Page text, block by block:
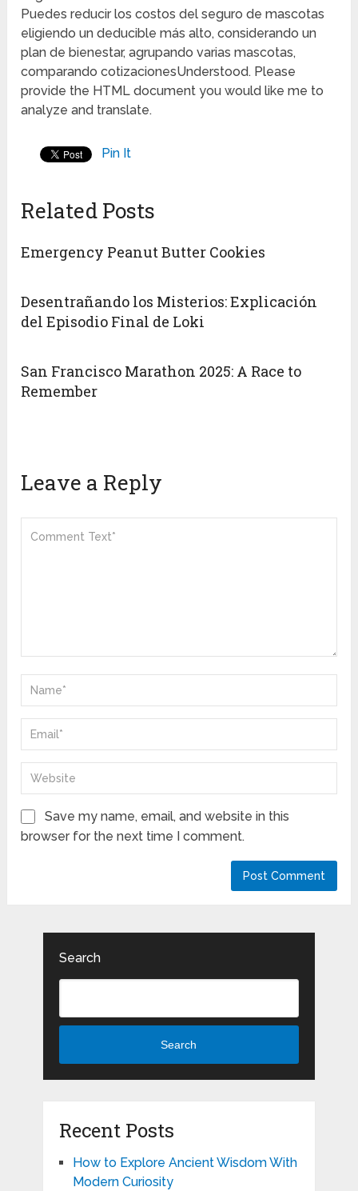
Puedes reducir los costos del seguro de mascotas
eligiendo un deducible más alto, considerando un
plan de bienestar, agrupando varias mascotas,
comparando cotizacionesUnderstood. Please
provide the HTML document you would like me to
analyze and translate.
Pin It
Related Posts
Emergency Peanut Butter Cookies
Desentrañando los Misterios: Explicación
del Episodio Final de Loki
San Francisco Marathon 2025: A Race to
Remember
Leave a Reply
Save my name, email, and website in this
browser for the next time I comment.
Search
Search
Recent Posts
How to Explore Ancient Wisdom With
Modern Curiosity